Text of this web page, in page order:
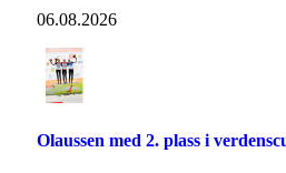
06.08.2026
Olaussen med 2. plass i